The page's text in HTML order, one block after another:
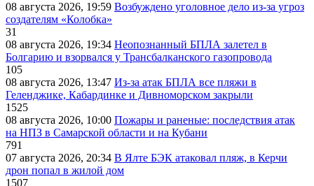
08 августа 2026, 19:59 Возбуждено уголовное дело из-за угроз
создателям «Колобка»
31
08 августа 2026, 19:34 Неопознанный БПЛА залетел в
Болгарию и взорвался у Трансбалканского газопровода
105
08 августа 2026, 13:47 Из-за атак БПЛА все пляжи в
Геленджике, Кабардинке и Дивноморском закрыли
1525
08 августа 2026, 10:00 Пожары и раненые: последствия атак
на НПЗ в Самарской области и на Кубани
791
07 августа 2026, 20:34 В Ялте БЭК атаковал пляж, в Керчи
дрон попал в жилой дом
1507